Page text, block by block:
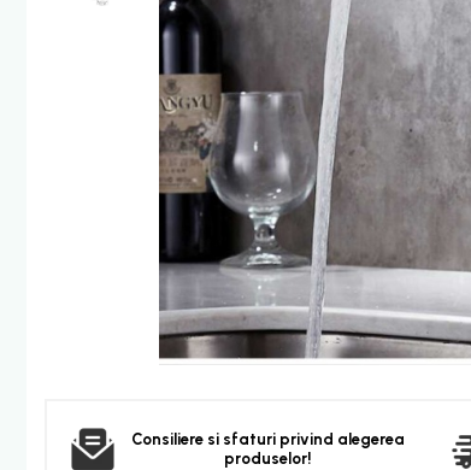
Suport prindere para dus
Baterii cada-Coloana dus
Coloana / panou dus
Dispenser hartie-sapun
Dispensere Hartie
Corpuri IluminatConsiliere si sfaturi privind alegerea
produselor!